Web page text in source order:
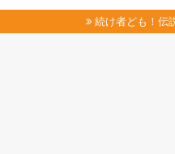
続け者ども！伝